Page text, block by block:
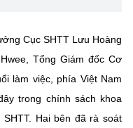
Cục SHTT Lưu Hoàng
Tổng Giám đốc Cơ
làm việc, phía Việt Nam
trong chính sách khoa
Hai bên đã rà soát